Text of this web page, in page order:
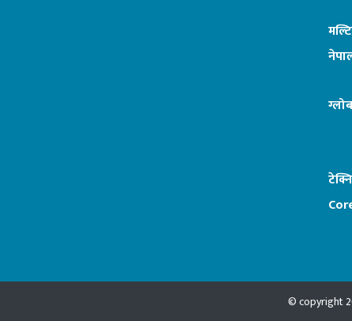
© copyright